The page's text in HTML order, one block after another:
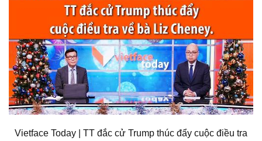
Vietface Today | TT đắc cử Trump thúc đẩy cuộc điều tra